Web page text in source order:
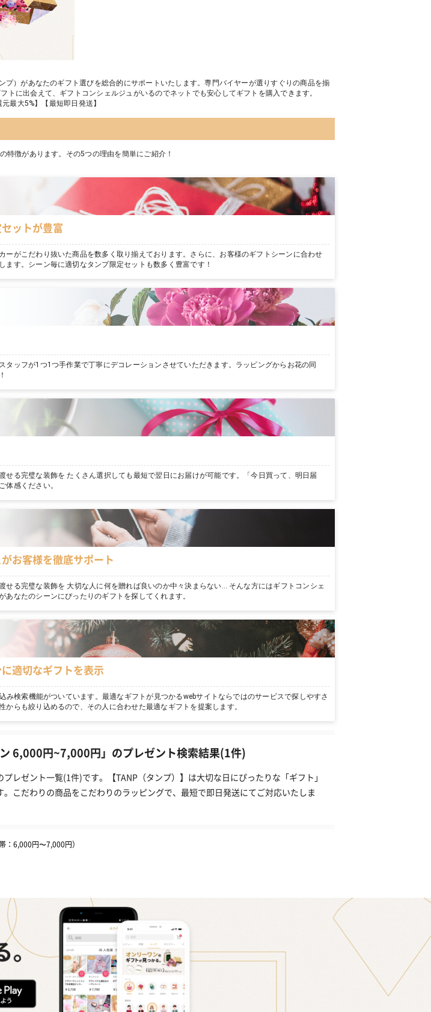
プ）があなたのギフト選びを総合的にサポートいたします。専門バイヤーが選りすぐりの商品を揃
トに出会えて、ギフトコンシェルジュがいるのでネットでも安心してギフトを購入できます。
最大5%】【最短即日発送】
特徴があります。その5つの理由を簡単にご紹介！
ットが豊富
ーがこだわり抜いた商品を数多く取り揃えております。さらに、お客様のギフトシーンに合わせ
ます。シーン毎に適切なタンプ限定セットも数多く豊富です！
タッフが1つ1つ手作業で丁寧にデコレーションさせていただきます。ラッピングからお花の同
せる完璧な装飾を たくさん選択しても最短で翌日にお届けが可能です。「今日買って、明日届
体感ください。
お客様を徹底サポート
せる完璧な装飾を 大切な人に何を贈れば良いのか中々決まらない… そんな方にはギフトコンシェ
あなたのシーンにぴったりのギフトを探してくれます。
適切なギフトを表示
み検索機能がついています。最適なギフトが見つかるwebサイトならではのサービスで探しやすさ
からも絞り込めるので、その人に合わせた最適なギフトを提案します。
ン 6,000円~7,000円」のプレゼント検索結果(1件)
レゼント一覧(1件)です。【TANP（タンプ）】は大切な日にぴったりな「ギフト」
こだわりの商品をこだわりのラッピングで、最短で即日発送にてご対応いたしま
：6,000円〜7,000円）